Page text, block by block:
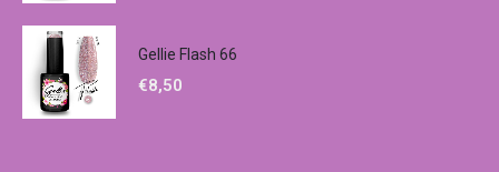
Gellie Flash 66
€8,50